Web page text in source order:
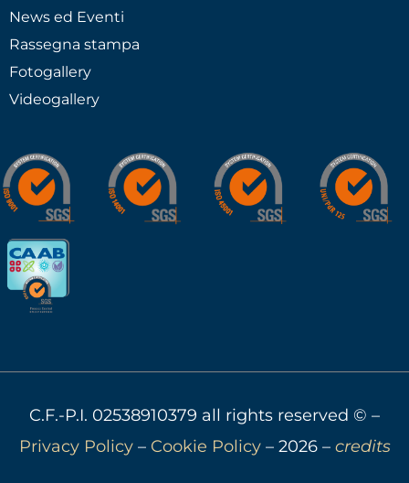
News ed Eventi
Rassegna stampa
Fotogallery
Videogallery
C.F.-P.I. 02538910379 all rights reserved © –
Privacy Policy– Cookie Policy– 2026 – credits